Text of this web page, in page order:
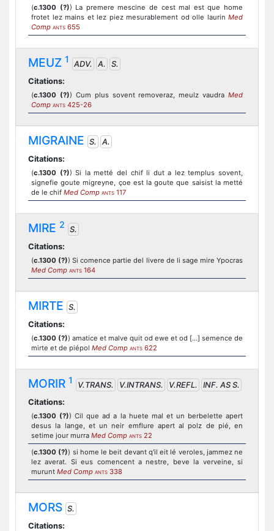
(c.1300 (?)) La premere mescine de cest mal est que home
frotet lez mains et lez piez mesurablement od olle laurin Med
Comp ANTS 655
MEUZ 1 ADV. A.
S.
Citations:
(c.1300 (?)) Cum plus sovent removeraz, meulz vaudra Med
Comp ANTS 425-26
MIGRAINE S.
A.
Citations:
(c.1300 (?)) Si la metté del chif li dut a lez templus sovent,
signefie goute migreyne, çoe est la goute que saisist la metté
de le chif Med Comp ANTS 117
MIRE 2 S.
Citations:
(c.1300 (?)) Si comence partie del livere de li sage mire Ypocras
Med Comp ANTS 164
MIRTE S.
Citations:
(c.1300 (?)) amatice et malve quit od ewe et od [...] semence de
mirte et de piépol Med Comp ANTS 622
MORIR 1 V.TRANS. V.INTRANS. V.REFL.
INF. AS S.
Citations:
(c.1300 (?)) Cil que ad a la huete mal et un berbelette apert
desus la lange, et un neir emflure apert al polz de pié, en
setime jour murra Med Comp ANTS 22
(c.1300 (?)) si home le beit devant q'il eit lé veroles, jammez ne
lez averat. Si eus comencent a nestre, beve la verveine, si
murunt Med Comp ANTS 338
MORS S.
Citations: